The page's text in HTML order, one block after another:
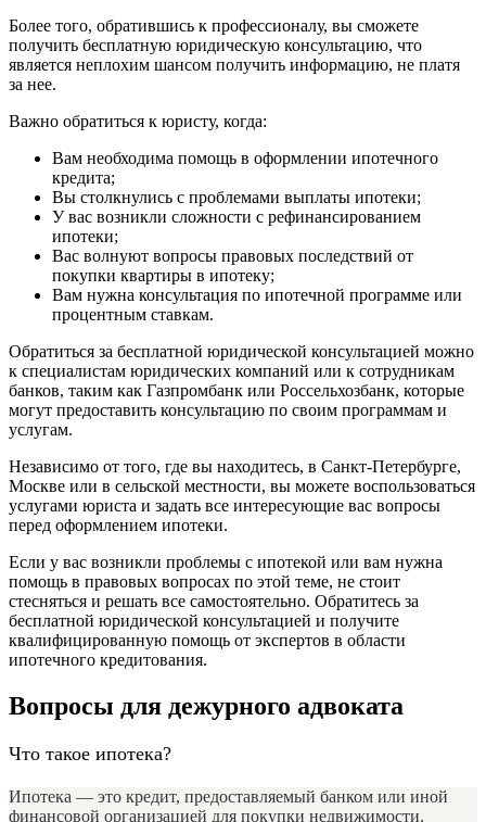
Более того, обратившись к профессионалу, вы сможете
получить бесплатную юридическую консультацию, что
является неплохим шансом получить информацию, не платя
за нее.
Важно обратиться к юристу, когда:
Вам необходима помощь в оформлении ипотечного
кредита;
Вы столкнулись с проблемами выплаты ипотеки;
У вас возникли сложности с рефинансированием
ипотеки;
Вас волнуют вопросы правовых последствий от
покупки квартиры в ипотеку;
Вам нужна консультация по ипотечной программе или
процентным ставкам.
Обратиться за бесплатной юридической консультацией можно
к специалистам юридических компаний или к сотрудникам
банков, таким как Газпромбанк или Россельхозбанк, которые
могут предоставить консультацию по своим программам и
услугам.
Независимо от того, где вы находитесь, в Санкт-Петербурге,
Москве или в сельской местности, вы можете воспользоваться
услугами юриста и задать все интересующие вас вопросы
перед оформлением ипотеки.
Если у вас возникли проблемы с ипотекой или вам нужна
помощь в правовых вопросах по этой теме, не стоит
стесняться и решать все самостоятельно. Обратитесь за
бесплатной юридической консультацией и получите
квалифицированную помощь от экспертов в области
ипотечного кредитования.
Вопросы для дежурного адвоката
Что такое ипотека?
Ипотека — это кредит, предоставляемый банком или иной
финансовой организацией для покупки недвижимости.